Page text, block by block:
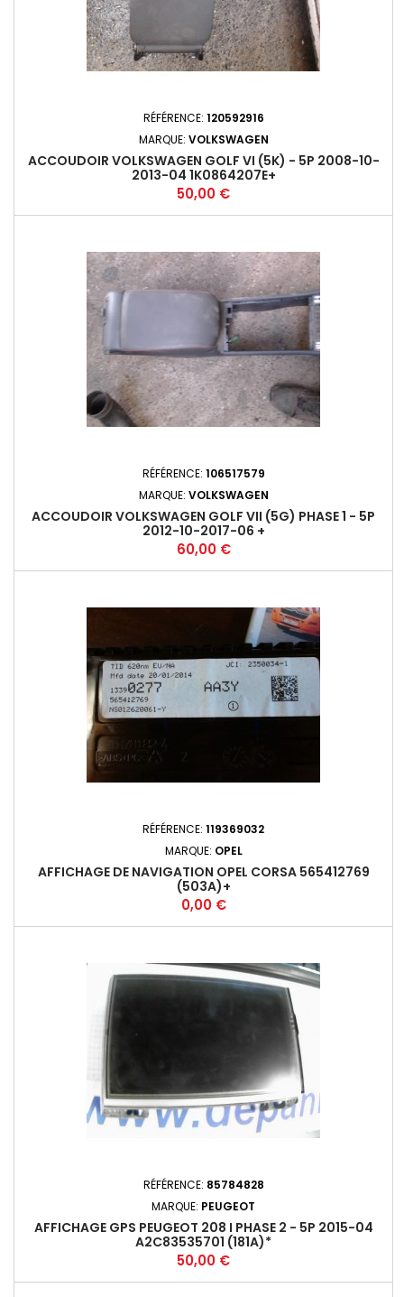
RÉFÉRENCE: 120592916
MARQUE: VOLKSWAGEN
ACCOUDOIR VOLKSWAGEN GOLF VI (5K) - 5P 2008-10-
2013-04 1K0864207E+
Prix
50,00 €
RÉFÉRENCE: 106517579
MARQUE: VOLKSWAGEN
ACCOUDOIR VOLKSWAGEN GOLF VII (5G) PHASE 1 - 5P
2012-10-2017-06 +
Prix
60,00 €
RÉFÉRENCE: 119369032
MARQUE: OPEL
AFFICHAGE DE NAVIGATION OPEL CORSA 565412769
(503A)+
Prix
0,00 €
RÉFÉRENCE: 85784828
MARQUE: PEUGEOT
AFFICHAGE GPS PEUGEOT 208 I PHASE 2 - 5P 2015-04
A2C83535701 (181A)*
Prix
50,00 €